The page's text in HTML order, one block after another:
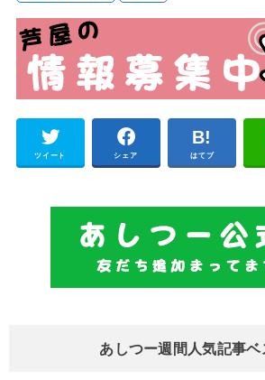
ツイート シェア はてブ
あしつー週間人気記事ベ